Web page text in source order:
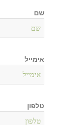
שם
אימייל
טלפון